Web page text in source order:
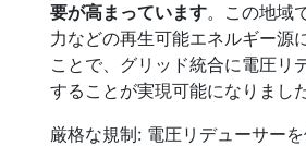
要が高まっています。この地域
力などの再生可能エネルギー源
ことで、グリッド統合に電圧リ
することが実現可能になりました
厳格な規制: 電圧リデューサー